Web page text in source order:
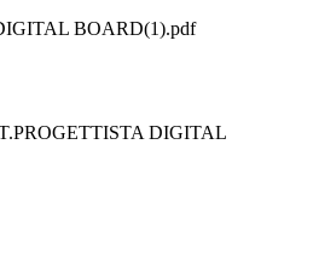
BOARD(1).pdf
DIGITAL